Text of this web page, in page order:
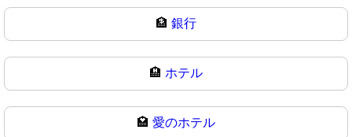
🏦 銀行
🏨 ホテル
🏩 愛のホテル